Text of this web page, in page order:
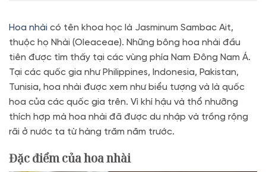
Hoa nhài có tên khoa học là Jasminum Sambac Ait,
thuộc họ Nhài (Oleaceae). Những bông hoa nhài đầu
tiên được tìm thấy tại các vùng phía Nam Đông Nam Á.
Tại các quốc gia như Philippines, Indonesia, Pakistan,
Tunisia, hoa nhài được xem như biểu tượng và là quốc
hoa của các quốc gia trên. Vì khí hậu và thổ nhưỡng
thích hợp mà hoa nhài đã được du nhập và trồng rộng
rãi ở nước ta từ hàng trăm năm trước.
Đặc điểm của hoa nhài